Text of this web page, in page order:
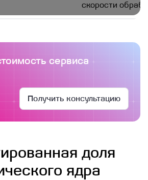
скорости
сервиса
Получить консультацию
доля
ядра